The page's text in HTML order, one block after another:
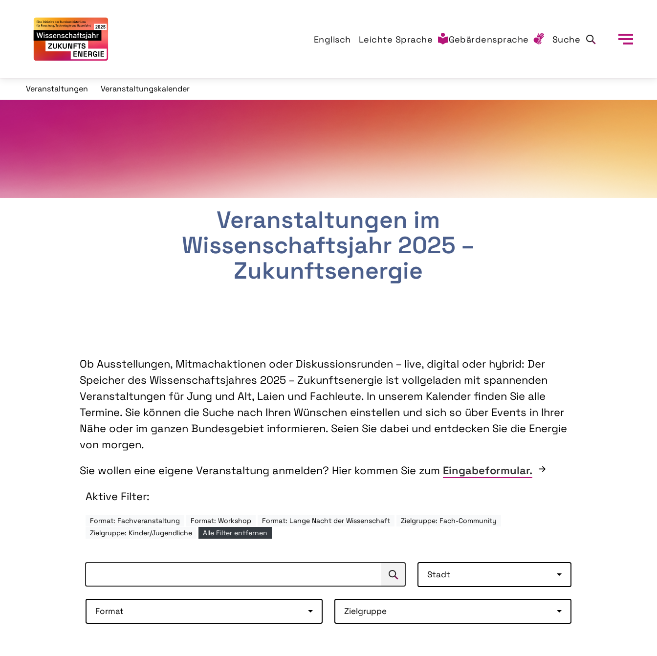
Englisch Leichte Sprache Gebärdensprache Suche
Veranstaltungen Veranstaltungskalender
Veranstaltungen im
Wissenschaftsjahr 2025 –
Zukunftsenergie
Ob Ausstellungen, Mitmachaktionen oder Diskussionsrunden – live, digital oder hybrid: Der
Speicher des Wissenschaftsjahres 2025 – Zukunftsenergie ist vollgeladen mit spannenden
Veranstaltungen für Jung und Alt, Laien und Fachleute. In unserem Kalender finden Sie alle
Termine. Sie können die Suche nach Ihren Wünschen einstellen und sich so über Events in Ihrer
Nähe oder im ganzen Bundesgebiet informieren. Seien Sie dabei und entdecken Sie die Energie
von morgen.
Sie wollen eine eigene Veranstaltung anmelden? Hier kommen Sie zum Eingabeformular.
Aktive Filter:
Format: Fachveranstaltung Format: Workshop Format: Lange Nacht der Wissenschaft
Zielgruppe: Fach-Community
Zielgruppe: Kinder/Jugendliche
Alle Filter entfernen
Suchen Stadt
Format Zielgruppe